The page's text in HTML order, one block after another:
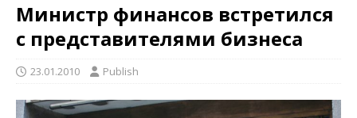
Министр финансов встретился
с представителями бизнеса
23.01.2010 Publish